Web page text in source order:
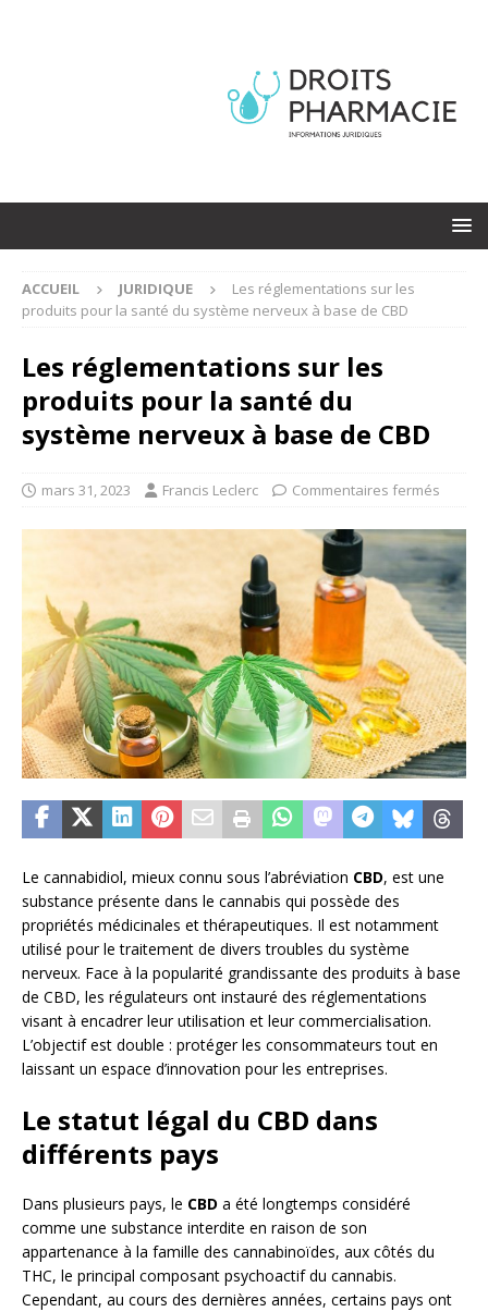
ACCUEIL JURIDIQUE
Les réglementations sur les
produits pour la santé du système nerveux à base de CBD
Les réglementations sur les
produits pour la santé du
système nerveux à base de CBD
mars 31, 2023 Francis Leclerc Commentaires fermés
Le cannabidiol, mieux connu sous l’abréviation CBD, est une
substance présente dans le cannabis qui possède des
propriétés médicinales et thérapeutiques. Il est notamment
utilisé pour le traitement de divers troubles du système
nerveux. Face à la popularité grandissante des produits à base
de CBD, les régulateurs ont instauré des réglementations
visant à encadrer leur utilisation et leur commercialisation.
L’objectif est double : protéger les consommateurs tout en
laissant un espace d’innovation pour les entreprises.
Le statut légal du CBD dans
différents pays
Dans plusieurs pays, le CBD a été longtemps considéré
comme une substance interdite en raison de son
appartenance à la famille des cannabinoïdes, aux côtés du
THC, le principal composant psychoactif du cannabis.
Cependant, au cours des dernières années, certains pays ont